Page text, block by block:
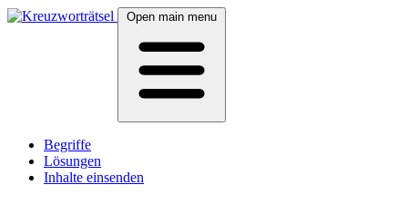
Open main menu
Begriffe
Lösungen
Inhalte einsenden